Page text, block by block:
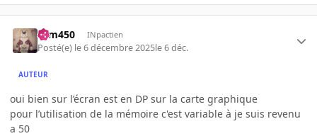
sam450 INpactien
Posté(e) le 6 décembre 2025le 6 déc.
AUTEUR
oui bien sur l’écran est en DP sur la carte graphique
pour l’utilisation de la mémoire c'est variable à je suis revenu
a 50